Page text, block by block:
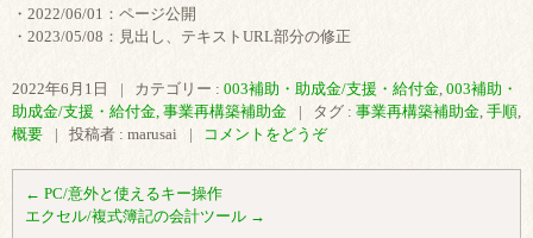
・2022/06/01：ページ公開
・2023/05/08：見出し、テキストURL部分の修正
2022年6月1日 | カテゴリー : 003補助・助成金/支援・給付金, 003補助・
助成金/支援・給付金, 事業再構築補助金
| タグ : 事業再構築補助金, 手順,
概要
| 投稿者 : marusai | コメントをどうぞ
← PC/意外と使えるキー操作
エクセル/複式簿記の会計ツール →